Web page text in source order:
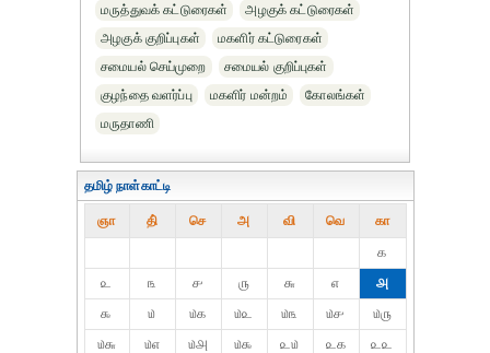
மருத்துவக் கட்டுரைகள்
அழகுக் கட்டுரைகள்
அழகுக் குறிப்புகள்
மகளிர் கட்டுரைகள்
சமையல் செய்முறை
சமையல் குறிப்புகள்
குழந்தை வளர்ப்பு
மகளிர் மன்றம்
கோலங்கள்
மருதாணி
தமிழ் நாள்காட்டி
ஞா தி் செ அ வி வெ கா
௧
௨
௩ ௪ ௫ ௬ ௭
௮
௯
௰ ௰௧ ௰௨ ௰௩ ௰௪
௰௫
௰௬
௰௭ ௰௮ ௰௯ ௨௰ ௨௧
௨௨